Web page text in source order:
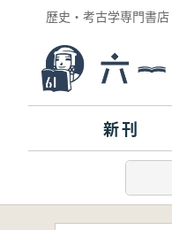
歴史・考古学専門書
新刊